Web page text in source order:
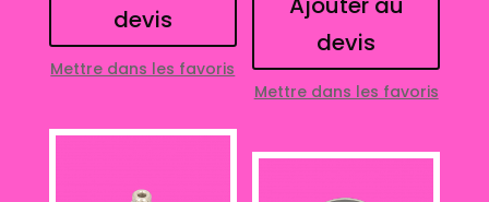
devis
Mettre dans les favoris
devis
Mettre dans les favoris